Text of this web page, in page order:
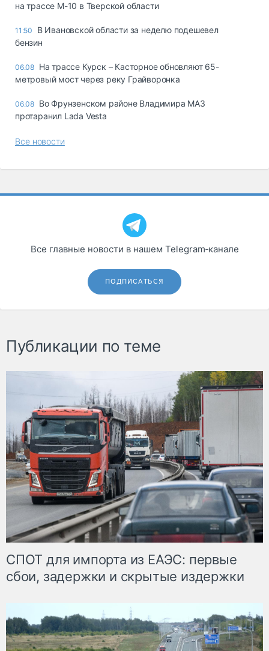
на трассе М-10 в Тверской области
11:50
В Ивановской области за неделю подешевел
бензин
06.08 На трассе Курск – Касторное обновляют 65-
метровый мост через реку Грайворонка
06.08 Во Фрунзенском районе Владимира МАЗ
протаранил Lada Vesta
Все новости
Все главные новости в нашем Telegram‑канале
ПОДПИСАТЬСЯ
Публикации по теме
СПОТ для импорта из ЕАЭС: первые
сбои, задержки и скрытые издержки